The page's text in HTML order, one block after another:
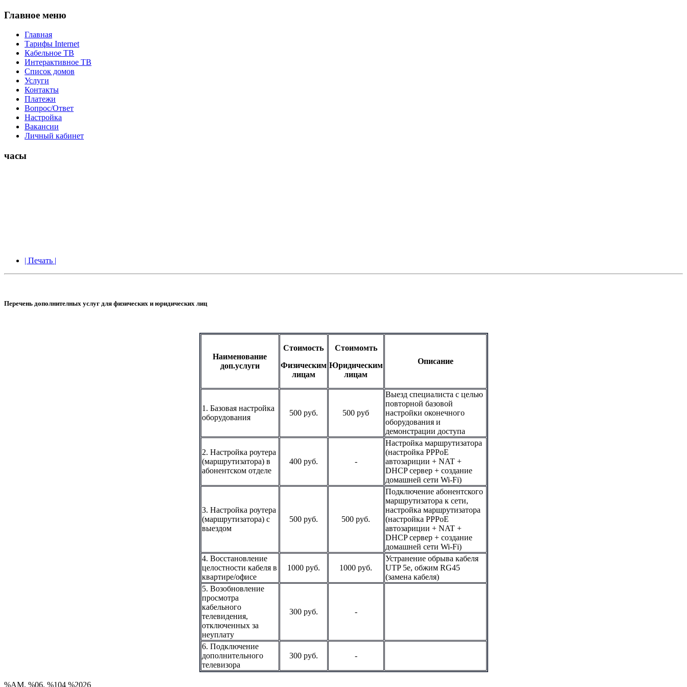
Главное меню
Главная
Тарифы Internet
Кабельное ТВ
Интерактивное ТВ
Список домов
Услуги
Контакты
Платежи
Вопрос/Ответ
Настройка
Вакансии
Личный кабинет
часы
| Печать |
Перечень дополнителных услуг для физических и юридических лиц
Наименование
доп.услуги
Стоимость
Физическим
лицам
Стоимомть
Юридическим
лицам
Описание
1. Базовая настройка
оборудования
500 руб. 500 руб
Выезд специалиста с целью
повторной базовой
настройки оконечного
оборудования и
демонстрации доступа
2. Настройка роутера
(маршрутизатора) в
абонентском отделе
400 руб. -
Настройка маршрутизатора
(настройка PPPoE
автозариции + NAT +
DHCP сервер + создание
домашней сети Wi-Fi)
3. Настройка роутера
(маршрутизатора) с
выездом
500 руб. 500 руб.
Подключение абонентского
маршрутизатора к сети,
настройка маршрутизатора
(настройка PPPoE
автозариции + NAT +
DHCP сервер + создание
домашней сети Wi-Fi)
4. Восстановление
целостности кабеля в
квартире/офисе
1000 руб. 1000 руб.
Устранение обрыва кабеля
UTP 5e, обжим RG45
(замена кабеля)
5. Возобновление
просмотра
кабельного
телевидения,
отключенных за
неуплату
300 руб. -
6. Подключение
дополнительного
телевизора
300 руб. -
%AM, %06. %104 %2026